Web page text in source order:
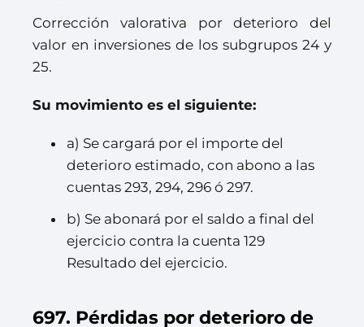
Corrección valorativa por deterioro del
valor en inversiones de los subgrupos 24 y
25.
Su movimiento es el siguiente:
a) Se cargará por el importe del
deterioro estimado, con abono a las
cuentas 293, 294, 296 ó 297.
b) Se abonará por el saldo a final del
ejercicio contra la cuenta 129
Resultado del ejercicio.
697. Pérdidas por deterioro de